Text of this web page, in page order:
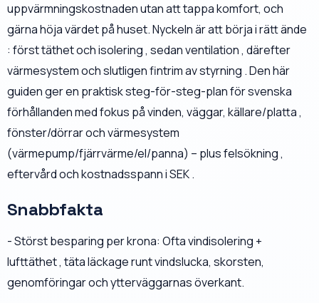
uppvärmningskostnaden utan att tappa komfort, och
gärna höja värdet på huset. Nyckeln är att börja i rätt ände
: först täthet och isolering , sedan ventilation , därefter
värmesystem och slutligen fintrim av styrning . Den här
guiden ger en praktisk steg-för-steg-plan för svenska
förhållanden med fokus på vinden, väggar, källare/platta ,
fönster/dörrar och värmesystem
(värmepump/fjärrvärme/el/panna) – plus felsökning ,
eftervård och kostnadsspann i SEK .
Snabbfakta
- Störst besparing per krona: Ofta vindisolering +
lufttäthet , täta läckage runt vindslucka, skorsten,
genomföringar och ytterväggarnas överkant.